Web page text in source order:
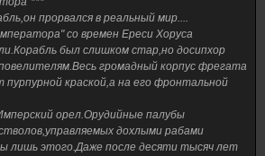
прорвался в реальный мир....
со времен Ереси Хоруса
был слишком стар,но досипхор
громадный корпус фрегата
краской,а на его фронтальной
орел.Орудийные палубы
дохлыми рабами
лишь этого.Даже после десяти тысяч лет